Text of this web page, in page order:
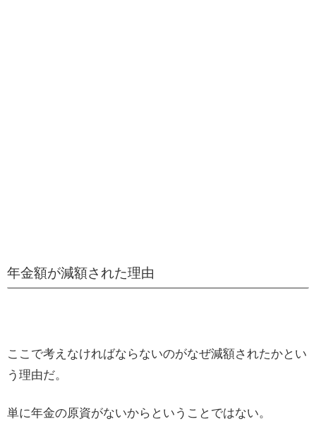
年金額が減額された理由
ここで考えなければならないのがなぜ減額されたかとい
う理由だ。
単に年金の原資がないからということではない。